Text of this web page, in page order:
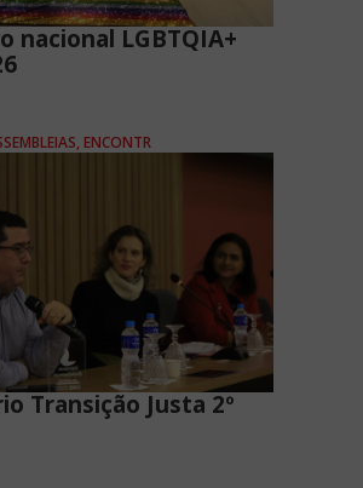
nacional LGBTQIA+
ENCONTR
Transição Justa 2º